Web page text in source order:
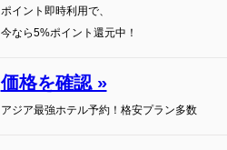
ポイント即時利用で、
今なら5%ポイント還元中！
価格を確認 »
アジア最強ホテル予約！格安プラン多数